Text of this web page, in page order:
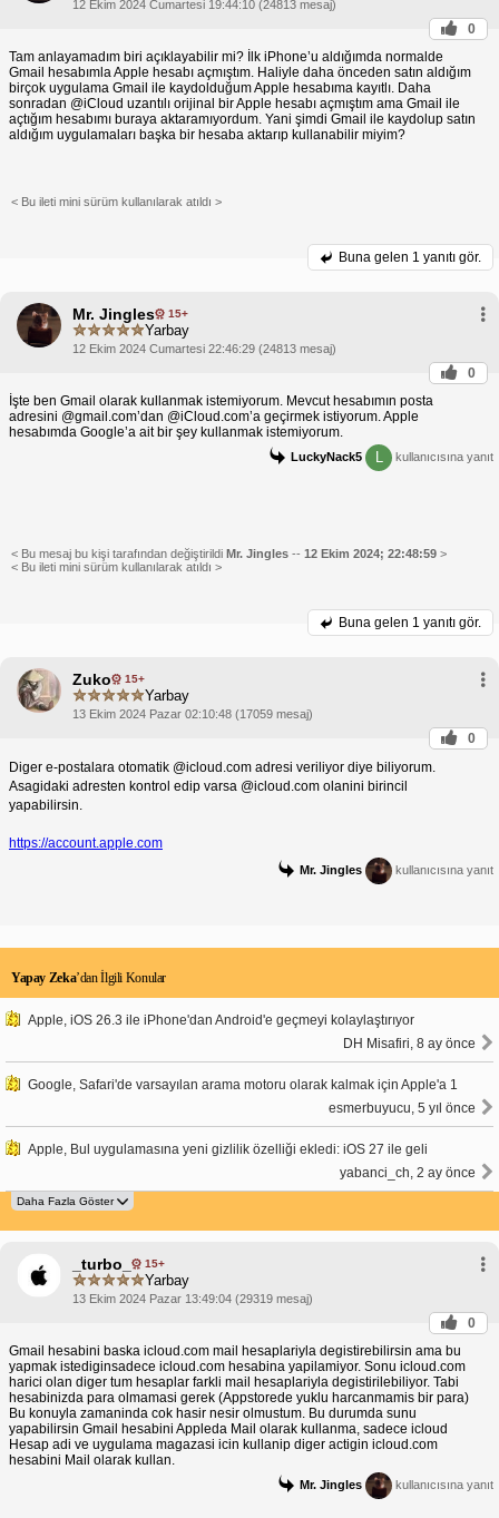
12 Ekim 2024 Cumartesi 19:44:10 (24813 mesaj)
0
Tam anlayamadım biri açıklayabilir mi? İlk iPhone’u aldığımda normalde
Gmail hesabımla Apple hesabı açmıştım. Haliyle daha önceden satın aldığım
birçok uygulama Gmail ile kaydolduğum Apple hesabıma kayıtlı. Daha
sonradan @iCloud uzantılı orijinal bir Apple hesabı açmıştım ama Gmail ile
açtığım hesabımı buraya aktaramıyordum. Yani şimdi Gmail ile kaydolup satın
aldığım uygulamaları başka bir hesaba aktarıp kullanabilir miyim?
< Bu ileti mini sürüm kullanılarak atıldı >
Buna gelen 1 yanıtı gör.
Mr. Jingles 15+
Yarbay
12 Ekim 2024 Cumartesi 22:46:29 (24813 mesaj)
0
İşte ben Gmail olarak kullanmak istemiyorum. Mevcut hesabımın posta
adresini @gmail.com’dan @iCloud.com’a geçirmek istiyorum. Apple
hesabımda Google’a ait bir şey kullanmak istemiyorum.
LuckyNack5 kullanıcısına yanıt
< Bu mesaj bu kişi tarafından değiştirildi Mr. Jingles -- 12 Ekim 2024; 22:48:59 >
< Bu ileti mini sürüm kullanılarak atıldı >
Buna gelen 1 yanıtı gör.
Zuko 15+
Yarbay
13 Ekim 2024 Pazar 02:10:48 (17059 mesaj)
0
Diger e-postalara otomatik @icloud.com adresi veriliyor diye biliyorum.
Asagidaki adresten kontrol edip varsa @icloud.com olanini birincil
yapabilirsin.
https://account.apple.com
Mr. Jingles kullanıcısına yanıt
Yapay Zeka’dan İlgili Konular
Apple, iOS 26.3 ile iPhone'dan Android'e geçmeyi kolaylaştırıyor
DH Misafiri, 8 ay önce
Google, Safari'de varsayılan arama motoru olarak kalmak için Apple'a 1
esmerbuyucu, 5 yıl önce
Apple, Bul uygulamasına yeni gizlilik özelliği ekledi: iOS 27 ile geli
yabanci_ch, 2 ay önce
_turbo_ 15+
Yarbay
13 Ekim 2024 Pazar 13:49:04 (29319 mesaj)
0
Gmail hesabini baska icloud.com mail hesaplariyla degistirebilirsin ama bu
yapmak istediginsadece icloud.com hesabina yapilamiyor. Sonu icloud.com
harici olan diger tum hesaplar farkli mail hesaplariyla degistirilebiliyor. Tabi
hesabinizda para olmamasi gerek (Appstorede yuklu harcanmamis bir para)
Bu konuyla zamaninda cok hasir nesir olmustum. Bu durumda sunu
yapabilirsin Gmail hesabini Appleda Mail olarak kullanma, sadece icloud
Hesap adi ve uygulama magazasi icin kullanip diger actigin icloud.com
hesabini Mail olarak kullan.
Mr. Jingles kullanıcısına yanıt